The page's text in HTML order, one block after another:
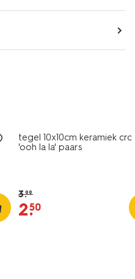
tegel 10x10cm keramiek
'ooh la la' paars
3.99
2.
50